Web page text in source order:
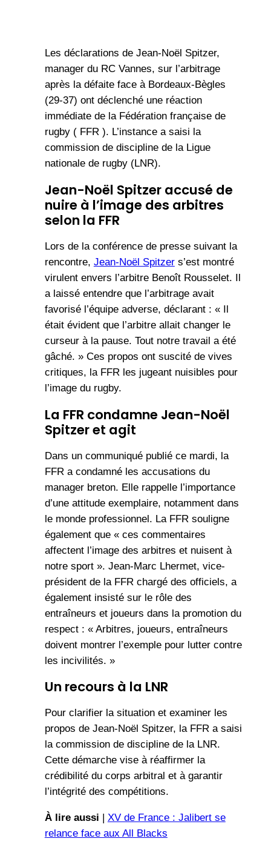
Les déclarations de Jean-Noël Spitzer,
manager du RC Vannes, sur l’arbitrage
après la défaite face à Bordeaux-Bègles
(29-37) ont déclenché une réaction
immédiate de la Fédération française de
rugby ( FFR ). L’instance a saisi la
commission de discipline de la Ligue
nationale de rugby (LNR).
Jean-Noël Spitzer accusé de
nuire à l’image des arbitres
selon la FFR
Lors de la conférence de presse suivant la
rencontre, Jean-Noël Spitzers’est montré
virulent envers l’arbitre Benoît Rousselet. Il
a laissé entendre que l’arbitrage avait
favorisé l’équipe adverse, déclarant : « Il
était évident que l’arbitre allait changer le
curseur à la pause. Tout notre travail a été
gâché. » Ces propos ont suscité de vives
critiques, la FFR les jugeant nuisibles pour
l’image du rugby.
La FFR condamne Jean-Noël
Spitzeret agit
Dans un communiqué publié ce mardi, la
FFR a condamné les accusations du
manager breton. Elle rappelle l’importance
d’une attitude exemplaire, notamment dans
le monde professionnel. La FFR souligne
également que « ces commentaires
affectent l’image des arbitres et nuisent à
notre sport ». Jean-Marc Lhermet, vice-
président de la FFR chargé des officiels, a
également insisté sur le rôle des
entraîneurs et joueurs dans la promotion du
respect : « Arbitres, joueurs, entraîneurs
doivent montrer l’exemple pour lutter contre
les incivilités. »
Un recours à la LNR
Pour clarifier la situation et examiner les
propos de Jean-Noël Spitzer, la FFR a saisi
la commission de discipline de la LNR.
Cette démarche vise à réaffirmer la
crédibilité du corps arbitral et à garantir
l’intégrité des compétitions.
À lire aussi
XV de France : Jalibert se
relance face aux All Blacks